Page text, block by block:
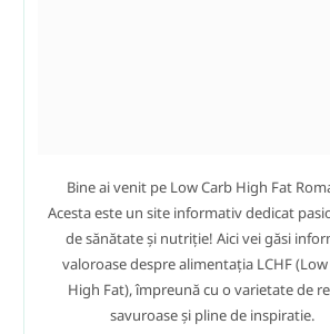
Bine ai venit pe Low Carb High Fat
Acesta este un site informativ dedicat
de sănătate și nutriție! Aici vei găsi
valoroase despre alimentația LCHF
High Fat), împreună cu o varietate de
savuroase și pline de inspiratie.